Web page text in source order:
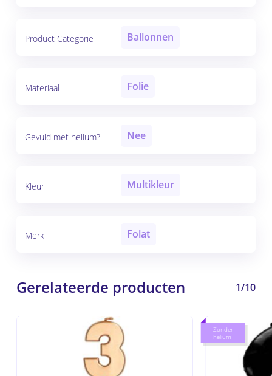
Product Categorie Ballonnen
Materiaal Folie
Gevuld met helium? Nee
Kleur Multikleur
Merk Folat
Gerelateerde producten 1/10
Zonder
helium